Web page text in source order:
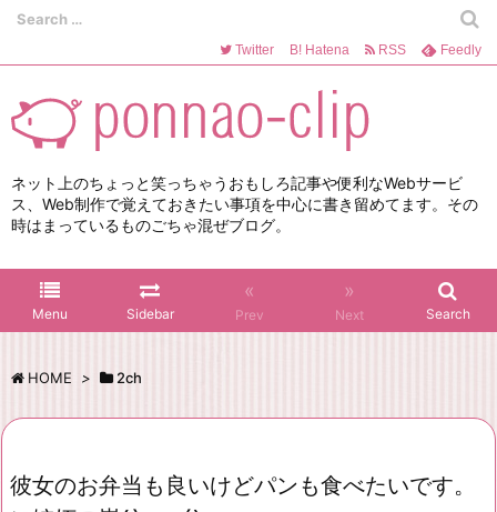
ネット上のちょっと笑っちゃうおもしろ記事や便利なWebサービ
ス、Web制作で覚えておきたい事項を中心に書き留めてます。その
時はまっているものごちゃ混ぜブログ。
Menu Sidebar
«
Prev
»
Next Search
Twitter B! Hatena RSS Feedly
HOME > 2ch
彼女のお弁当も良いけどパンも食べたいです。